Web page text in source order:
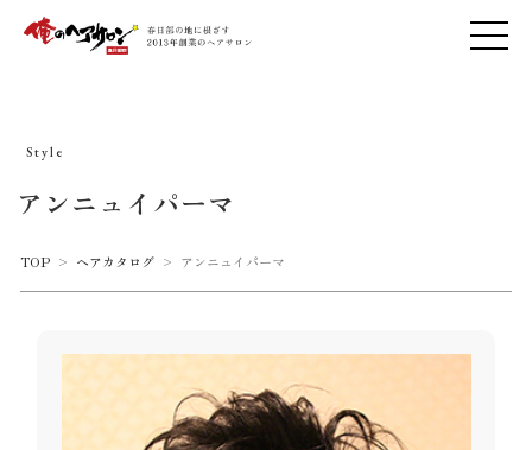
Style
アンニュイパーマ
TOP > ヘアカタログ > アンニュイパーマ